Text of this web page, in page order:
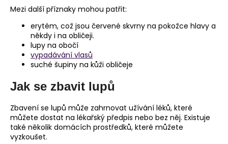
Mezi další příznaky mohou patřit:
erytém, což jsou červené skvrny na pokožce hlavy a
někdy i na obličeji.
lupy na obočí
vypadávání vlasů
suché šupiny na kůži obličeje
Jak se zbavit lupů
Zbavení se lupů může zahrnovat užívání léků, které
můžete dostat na lékařský předpis nebo bez něj. Existuje
také několik domácích prostředků, které můžete
vyzkoušet.